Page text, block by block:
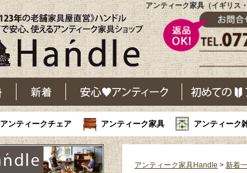
アンティーク家具（イギリス
アンティークチェア アンティーク家具 アンティーク
アンティーク家具Handle > 新着